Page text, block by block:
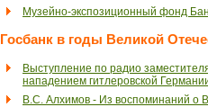
Музейно-экспозиционный фонд
Госбанк в годы Великой
Выступление по радио
нападением гитлеровской
В.С. Алхимов - Из воспоминаний о